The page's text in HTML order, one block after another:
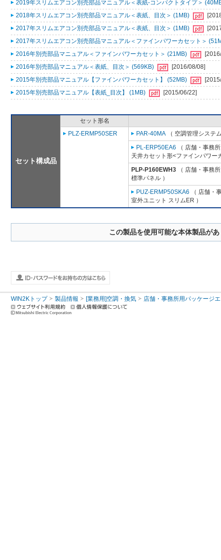
2019年スリムエアコン別売部品マニュアル＜表紙-コンパクトタイプ＞
2018年スリムエアコン別売部品マニュアル＜表紙、目次＞ (1MB)
2017年スリムエアコン別売部品マニュアル＜表紙、目次＞ (1MB)
2017年スリムエアコン別売部品マニュアル＜ファインパワーカセット＞
2016年別売部品マニュアル＜ファインパワーカセット＞ (21MB)
2016年別売部品マニュアル＜表紙、目次＞ (569KB)
[2016/08/08]
2015年別売部品マニュアル【ファインパワーカセット】 (52MB)
2015年別売部品マニュアル【表紙_目次】 (1MB)
[2015/06/22]
セット構成品
セット形名
PLZ-ERMP50SER
PAR-40MA （ 空調管理システ
PL-ERP50EA6 （ 店舗・事務
天井カセット形<ファインパワー
PLP-P160EWH3 （ 店舗・事務
標準パネル ）
PUZ-ERMP50SKA6 （ 店舗・
室外ユニット スリムER ）
この製品を使用可能な本体製品が
WIN2Kトップ 製品情報 [業務用]空調・換気 店舗・事務所用パッケージ